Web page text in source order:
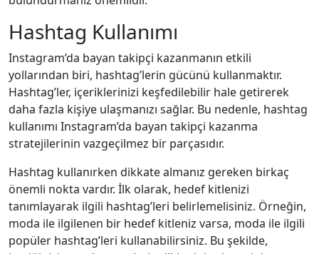
Hashtag Kullanımı
Instagram’da bayan takipçi kazanmanın etkili
yollarından biri, hashtag’lerin gücünü kullanmaktır.
Hashtag’ler, içeriklerinizi keşfedilebilir hale getirerek
daha fazla kişiye ulaşmanızı sağlar. Bu nedenle, hashtag
kullanımı Instagram’da bayan takipçi kazanma
stratejilerinin vazgeçilmez bir parçasıdır.
Hashtag kullanırken dikkate almanız gereken birkaç
önemli nokta vardır. İlk olarak, hedef kitlenizi
tanımlayarak ilgili hashtag’leri belirlemelisiniz. Örneğin,
moda ile ilgilenen bir hedef kitleniz varsa, moda ile ilgili
popüler hashtag’leri kullanabilirsiniz. Bu şekilde,